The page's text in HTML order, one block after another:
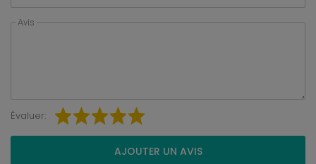
Avis
Évaluer:
AJOUTER UN AVIS